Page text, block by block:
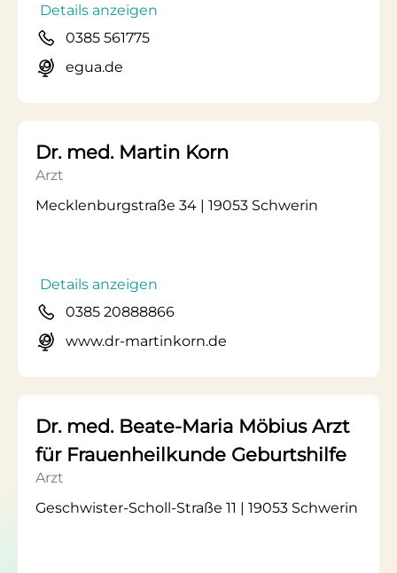
Details anzeigen
0385 561775
egua.de
Dr. med. Martin Korn
Arzt
Mecklenburgstraße 34 | 19053 Schwerin
Details anzeigen
0385 20888866
www.dr-martinkorn.de
Dr. med. Beate-Maria Möbius Arzt
für Frauenheilkunde Geburtshilfe
Arzt
Geschwister-Scholl-Straße 11 | 19053 Schwerin